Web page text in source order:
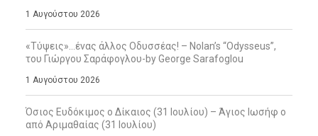
1 Αυγούστου 2026
«Τύψεις»…ένας άλλος Οδυσσέας! – Nolan’s “Odysseus”,
του Γιώργου Σαράφογλου-by George Sarafoglou
1 Αυγούστου 2026
Όσιος Ευδόκιμος ο Δίκαιος (31 Ιουλίου) – Άγιος Ιωσήφ ο
από Αριμαθαίας (31 Ιουλίου)